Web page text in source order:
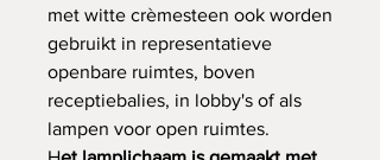
met witte crèmesteen ook worden
gebruikt in representatieve
openbare ruimtes, boven
receptiebalies, in lobby's of als
lampen voor open ruimtes.